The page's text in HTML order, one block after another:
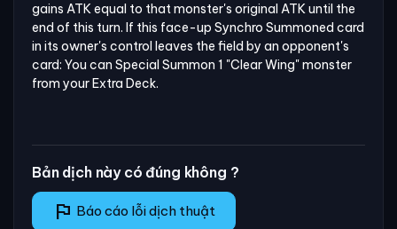
gains ATK equal to that monster's original ATK until the
end of this turn. If this face-up Synchro Summoned card
in its owner's control leaves the field by an opponent's
card: You can Special Summon 1 "Clear Wing" monster
from your Extra Deck.
Bản dịch này có đúng không ?
flag Báo cáo lỗi dịch thuật